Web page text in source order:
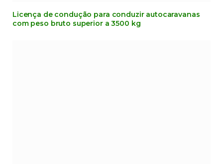
Licença de condução para conduzir autocaravanas
com peso bruto superior a 3500 kg